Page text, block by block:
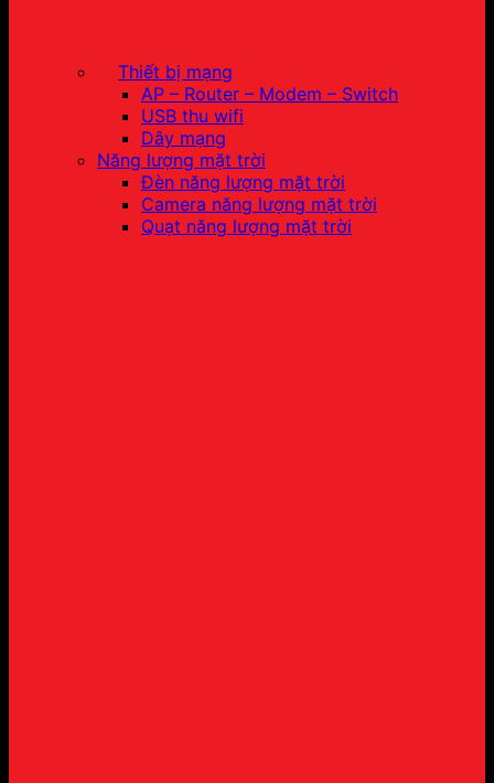
Thiết bị mạng
AP – Router – Modem – Switch
USB thu wifi
Dây mạng
Năng lượng mặt trời
Đèn năng lượng mặt trời
Camera năng lượng mặt trời
Quạt năng lượng mặt trời